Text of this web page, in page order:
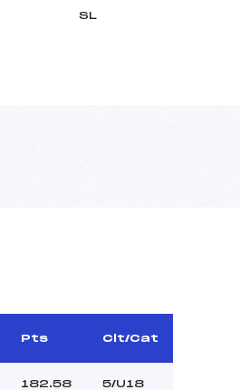
SL
Pts Clt/Cat
182.58 5/U18